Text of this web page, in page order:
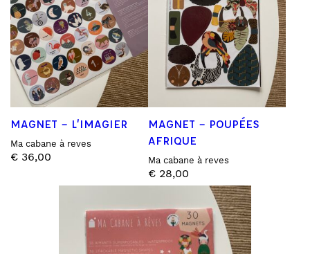
MAGNET – L’IMAGIER
Ma cabane à reves
€ 36,00
MAGNET – POUPÉES
AFRIQUE
Ma cabane à reves
€ 28,00